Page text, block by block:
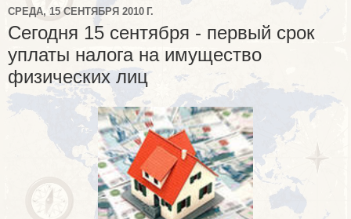
СРЕДА, 15 СЕНТЯБРЯ 2010 Г.
Сегодня 15 сентября - первый срок
уплаты налога на имущество
физических лиц